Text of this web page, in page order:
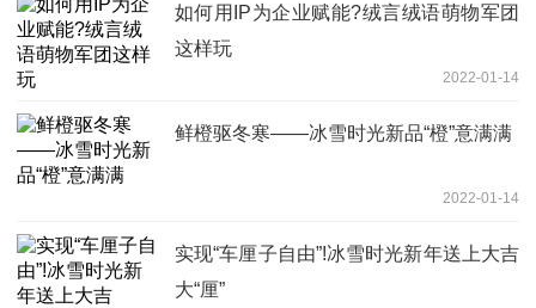
如何用IP为企业赋能?绒言绒语萌物军团
这样玩
2022-01-14
鲜橙驱冬寒——冰雪时光新品“橙”意满满
2022-01-14
实现“车厘子自由”!冰雪时光新年送上大吉
大“厘”